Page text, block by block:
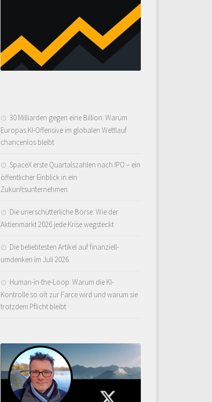
30 Milliarden gegen eine Billion: Warum
Europas KI-Offensive im globalen Wettlauf
chancenlos bleibt
SpaceX erste Quartalszahlen nach IPO – ein
öffentlicher Einblick in ein
Zukunftsunternehmen
Die unerschütterliche Börse: Wie der
Aktienmarkt 2026 jede Krise wegsteckt
Die beliebtesten Artikel auf finanziell-
umdenken im Juli 2026
Human-in-the-Loop: Warum die KI-
Kontrolle so oft zur Farce wird und warum sie
trotzdem Pflicht bleibt